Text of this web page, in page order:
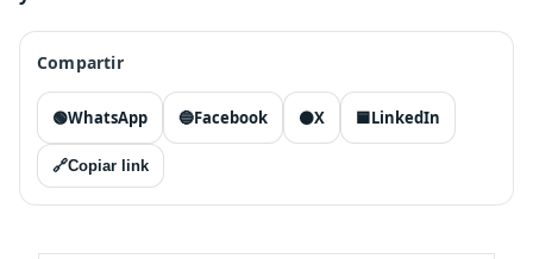
Compartir
🟢WhatsApp 🔵Facebook ⚫X 🟦LinkedIn
🔗Copiar link